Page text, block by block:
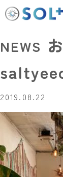
NEWS
2019.08.22